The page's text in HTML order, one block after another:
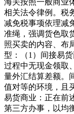
海关按照一般商业
相关法令律例。税
减免税事项依理减
准绳，强调货色取
照买卖的内容、布
型：（1）间接易
过程中无现金领取
量外汇结算差额。
值对等的环境，且
易货商业：正在前
第三方办事，以均